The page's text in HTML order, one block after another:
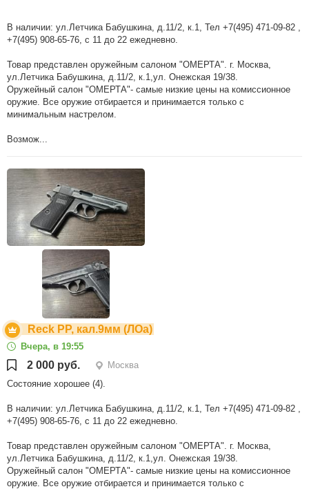
В наличии: ул.Летчика Бабушкина, д.11/2, к.1, Тел +7(495) 471-09-82 ,
+7(495) 908-65-76, с 11 до 22 ежедневно.
Товар представлен оружейным салоном "ОМЕРТА". г. Москва,
ул.Летчика Бабушкина, д.11/2, к.1,ул. Онежская 19/38.
Оружейный салон "ОМЕРТА"- самые низкие цены на комиссионное
оружие. Все оружие отбирается и принимается только с
минимальным настрелом.
Возмож...
Reck PP, кал.9мм (ЛОа)
Вчера, в 19:55
2 000 руб.
Москва
Состояние хорошее (4).
В наличии: ул.Летчика Бабушкина, д.11/2, к.1, Тел +7(495) 471-09-82 ,
+7(495) 908-65-76, с 11 до 22 ежедневно.
Товар представлен оружейным салоном "ОМЕРТА". г. Москва,
ул.Летчика Бабушкина, д.11/2, к.1,ул. Онежская 19/38.
Оружейный салон "ОМЕРТА"- самые низкие цены на комиссионное
оружие. Все оружие отбирается и принимается только с